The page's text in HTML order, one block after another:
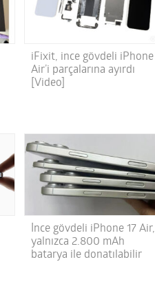
iFixit, ince gövdeli iPhone
Air’i parçalarına ayırdı
[Video]
İnce gövdeli iPhone 17 Air,
yalnızca 2.800 mAh
batarya ile donatılabilir